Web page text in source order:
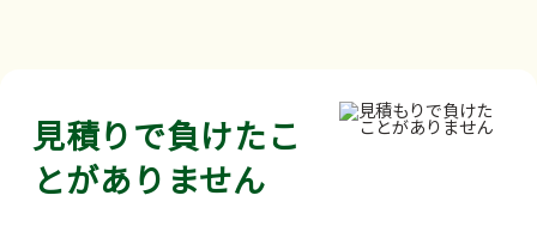
見積りで負けたこ
とがありません